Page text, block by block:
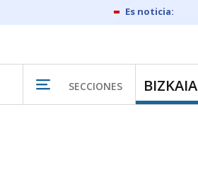
SECCIONES BIZKAIA